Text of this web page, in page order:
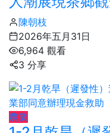
陳朝枝
2026年五月31日
6,964 觀看
3 分享
農業